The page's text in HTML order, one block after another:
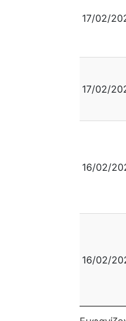
17/02/
17/02/
16/02/
16/02/